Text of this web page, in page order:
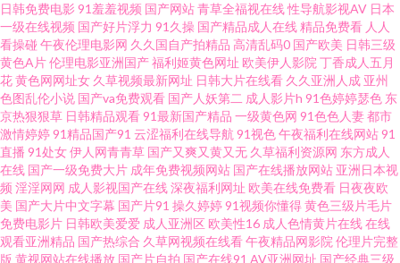
在线播放专区 久久精品久久香蕉 午夜福利一区二区国产 91蝌蚪在线 黑丝自
慰 天堂18P 91看片安装 成人网在线网 蜜桃网A片免费看 香蕉视频av麻烦 91
九色国产 wwwmnioncn 黄色aⅴ国产 色五月14p 91大神尤物 国产精品久久超
碰 色老六综合 91N在线网站 99草碰碰热 九一视频传媒精品 日韩亚州50p 91
国产小视频 不卡av网站 九九精品一二三 影音先锋avv 91主播在线视频 久久草
婷婷网站 五月丁香花视频 91豆花成人网站入口 97自拍97在线视频 黑丝美女
日韩免费电影 91羞羞视频 国产网站青草全福视在线性导航影视AV 日本
一级在线视频 国产好片浮力 91久操 国产精品成人在线精品免费看 人人
看操碰 午夜伦理电影网 久久国自产拍精品 高清乱码0 国产欧美 日韩三级
黄色A片伦理电影亚洲国产福利姬黄色网址 欧美伊人影院 丁香成人五月
花黄色网网址女 久草视频最新网址 日韩大片在线看 久久亚洲人成 亚州
色图乱伦小说 国产va免费观看 国产人妖第二 成人影片h 91色婷婷瑟色 东
京热狠狠草 日韩精品观看91最新国产精品 一级黄色网 91色色人妻都市
激情婷婷91精品国产91 云涩福利在线导航 91视色午夜福利在线网站91
直播 91处女伊人网青青草 国产又爽又黄又无 久草福利资源网 东方成人
在线 国产一级免费大片 成年免费视频网站 国产在线播放网站 亚洲日本视
频 淫淫网网 成人影视国产在线深夜福利网址 欧美在线免费看 日夜夜欧
美 国产大片中文字幕 国产片91 操久婷婷91视频你懂得黄色三级片毛片
免费电影片 日韩欧美爱爱 成人亚洲区 欧美性16 成人色情黄片在线在线
观看亚洲精品 国产热综合 久草网视频在线看午夜精品网影院 伦理片完整
版 黄视网站在线播放 国产片自拍 国产在线91 AV亚洲网址 国产经典三级